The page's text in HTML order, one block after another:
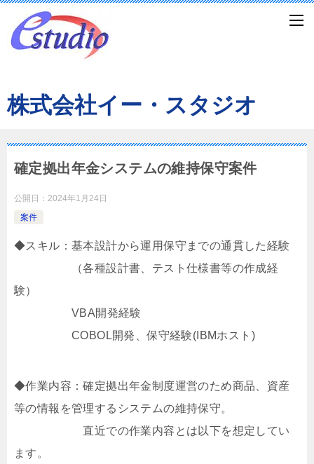
株式会社イー・スタジオ
確定拠出年金システムの維持保守案件
公開日： 2024年1月24日
案件
◆スキル：基本設計から運用保守までの通貫した経験
（各種設計書、テスト仕様書等の作成経
験）
VBA開発経験
COBOL開発、保守経験(IBMホスト)
◆作業内容：確定拠出年金制度運営のため商品、資産
等の情報を管理するシステムの維持保守。
直近での作業内容とは以下を想定してい
ます。